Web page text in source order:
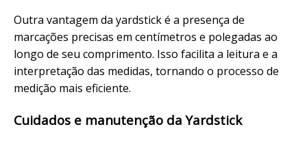
Outra vantagem da yardstick é a presença de
marcações precisas em centímetros e polegadas ao
longo de seu comprimento. Isso facilita a leitura e a
interpretação das medidas, tornando o processo de
medição mais eficiente.
Cuidados e manutenção da Yardstick